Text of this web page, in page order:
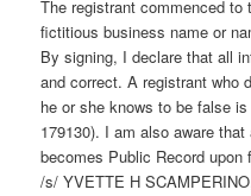
The registrant commenced
fictitious business name or
By signing, I declare that all
and correct. A registrant who
he or she knows to be false
179130). I am also aware
becomes Public Record upon
/s/ YVETTE H